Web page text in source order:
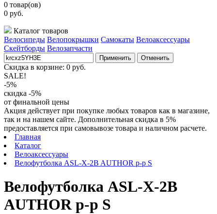
0 товар(ов)
0 руб.
Каталог товаров
Велосипеды Велопокрышки Самокаты Велоаксессуары
Скейтборды Велозапчасти
Применить Отменить
Скидка в корзине: 0 руб.
SALE!
-5%
скидка -5%
от финальной цены
Акция действует при покупке любых товаров как в магазине,
так и на нашем сайте. Дополнительная скидка в 5%
предоставляется при самовывозе товара и наличном расчете.
Главная
Каталог
Велоаксессуары
Велофутболка ASL-X-2B AUTHOR р-р S
Велофутболка ASL-X-2B
AUTHOR р-р S